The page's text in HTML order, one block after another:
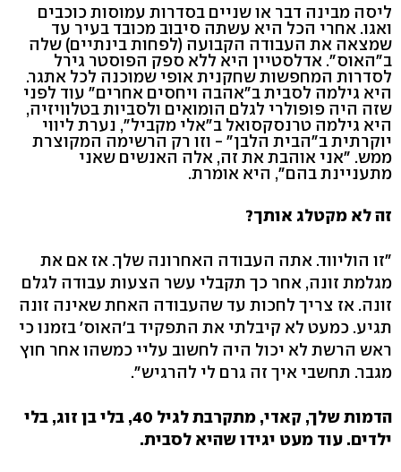
ליסה מבינה דבר או שניים בסדרות עמוסות כוכבים
ואגו. אחרי הכל היא עשתה סיבוב מכובד בעיר עד
שמצאה את העבודה הקבועה (לפחות בינתיים) שלה
ב"האוס". אדלסטיין היא ללא ספק הפוסטר גירל
לסדרות המחפשות שחקנית אופי שמוכנה לכל אתגר.
היא גילמה לסבית ב"אהבה ויחסים אחרים" עוד לפני
שזה היה פופולרי לגלם הומואים ולסביות בטלוויזיה,
היא גילמה טרנסקסואל ב"אלי מקביל", נערת ליווי
יוקרתית ב"הבית הלבן" - וזו רק הרשימה המקוצרת
ממש. "אני אוהבת את זה, אלה האנשים שאני
מתעניינת בהם", היא אומרת.
זה לא מקטלג אותך?
"זו הוליווד. אתה העבודה האחרונה שלך. אז אם את
מגלמת זונה, אחר כך תקבלי עשר הצעות עבודה לגלם
זונה. אז צריך לחכות עד שהעבודה האחת שאינה זונה
תגיע. כמעט לא קיבלתי את התפקיד ב'האוס' בזמנו כי
ראש הרשת לא יכול היה לחשוב עליי כמשהו אחר חוץ
מגבר. תחשבי איך זה גרם לי להרגיש".
הדמות שלך, קאדי, מתקרבת לגיל 40, בלי בן זוג, בלי
ילדים. עוד מעט יגידו שהיא לסבית.